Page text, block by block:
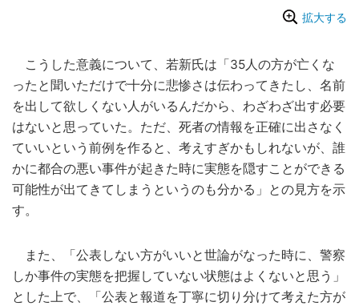
拡大する
こうした意義について、若新氏は「35人の方が亡くな
ったと聞いただけで十分に悲惨さは伝わってきたし、名前
を出して欲しくない人がいるんだから、わざわざ出す必要
はないと思っていた。ただ、死者の情報を正確に出さなく
ていいという前例を作ると、考えすぎかもしれないが、誰
かに都合の悪い事件が起きた時に実態を隠すことができる
可能性が出てきてしまうというのも分かる」との見方を示
す。
また、「公表しない方がいいと世論がなった時に、警察
しか事件の実態を把握していない状態はよくないと思う」
とした上で、「公表と報道を丁寧に切り分けて考えた方が